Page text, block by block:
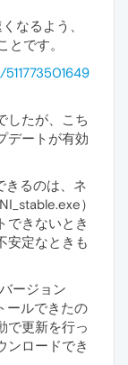
なるよう、
とです。
したが、こち
デートが有効
きるのは、ネ
）
できないとき
安定なときも
ージョン
ールできたの
で更新を行っ
ンロードでき